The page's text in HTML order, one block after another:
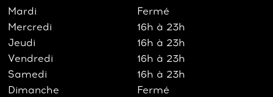
Mardi
Fermé
Mercredi
16h à 23h
Jeudi
16h à 23h
Vendredi
16h à 23h
Samedi
16h à 23h
Dimanche
Fermé